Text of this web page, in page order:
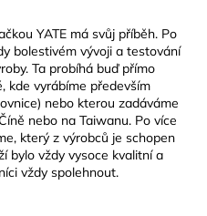
YATE má svůj příběh. Po
bolestivém vývoji a testování
Ta probíhá buď přímo
kde vyrábíme především
nebo kterou zadáváme
nebo na Taiwanu. Po více
který z výrobců je schopen
bylo vždy vysoce kvalitní a
vždy spolehnout.